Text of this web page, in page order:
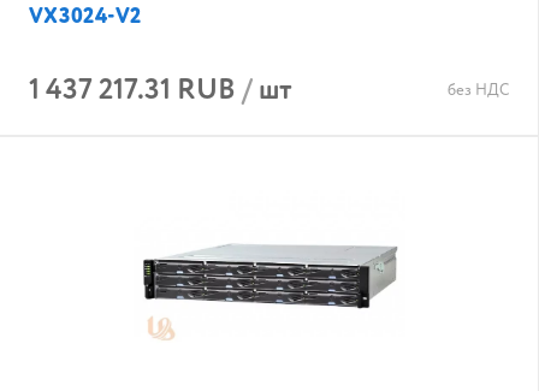
VX3024-V2
1 437 217.31 RUB/шт без НДС